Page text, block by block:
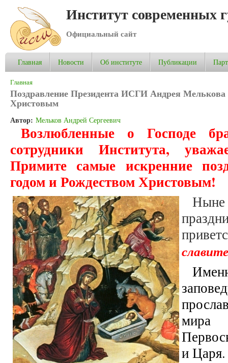
Институт современных
Официальный сайт
Главная Новости Об институте Публикации
Вы здесь
Главная
Поздравление Президента ИСГИ Андрея
Христовым
Автор: Мельков Андрей Сергеевич
Возлюбленные о Господе
сотрудники Института,
Примите самые искренние
годом и Рождеством Христовым!
и Царя.